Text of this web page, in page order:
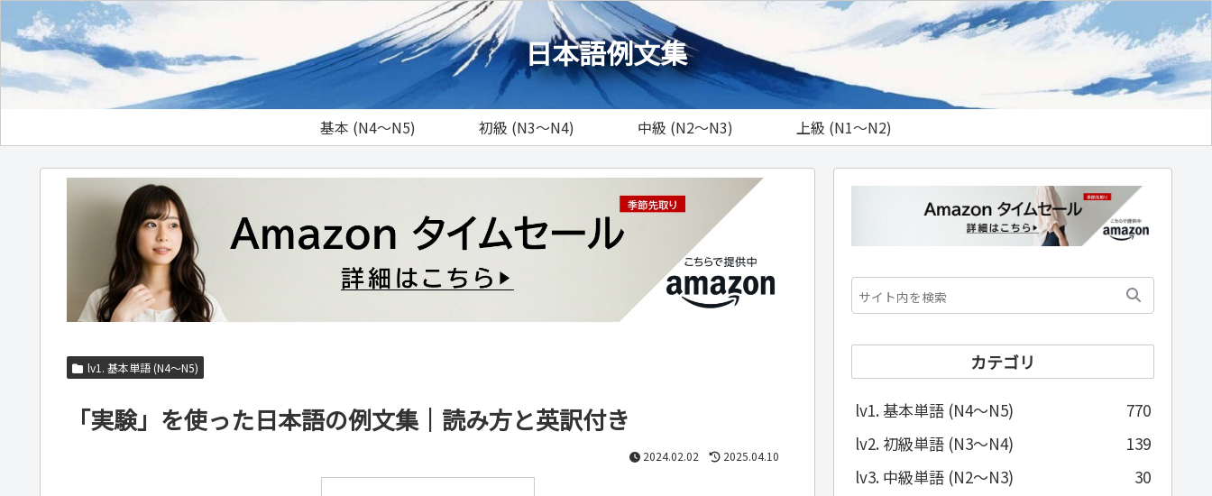
日本語例文集
基本 (N4～N5) 初級 (N3～N4) 中級 (N2～N3) 上級 (N1～N2)
lv1. 基本単語 (N4～N5)
「実験」を使った日本語の例文集｜読み方と英訳付き
2024.02.02 2025.04.10
カテゴリ
lv1. 基本単語 (N4～N5)
770
lv2. 初級単語 (N3～N4)
139
lv3. 中級単語 (N2～N3)
30